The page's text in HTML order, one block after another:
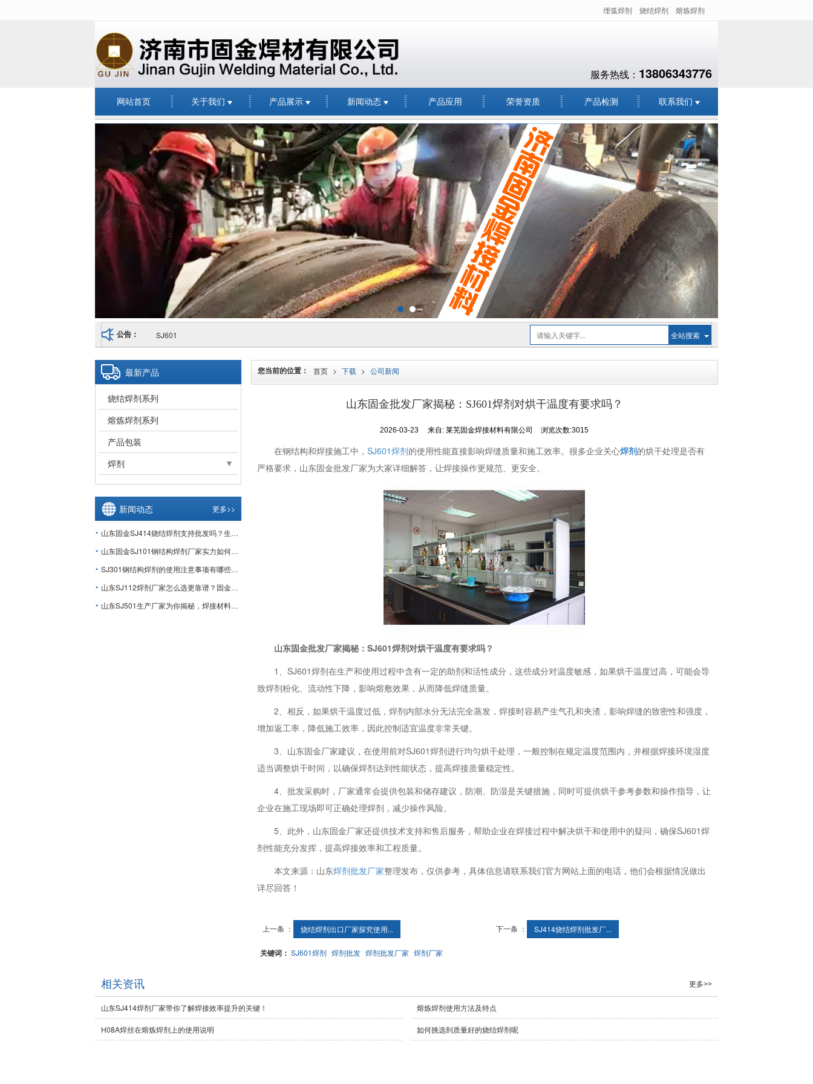
埋弧焊剂 烧结焊剂 熔炼焊剂
服务热线： 13806343776
网站首页 关于我们 产品展示 新闻动态 产品应用 荣誉资质 产品检测 联系我们
公告： SJ601 全站搜索
您当前的位置： 首页 > 下载 > 公司新闻
山东固金批发厂家揭秘：SJ601焊剂对烘干温度有要求吗？
2026-03-23 来自:莱芜固金焊接材料有限公司 浏览次数:3015
在钢结构和焊接施工中， SJ601焊剂的使用性能直接影响焊缝质量和施工效率。很多企业关心焊剂的烘干处理是否有
严格要求，山东固金批发厂家为大家详细解答，让焊接操作更规范、更安全。
山东固金批发厂家揭秘：SJ601焊剂对烘干温度有要求吗？
1、SJ601焊剂在生产和使用过程中含有一定的助剂和活性成分，这些成分对温度敏感，如果烘干温度过高，可能会导
致焊剂粉化、流动性下降，影响熔敷效果，从而降低焊缝质量。
2、相反，如果烘干温度过低，焊剂内部水分无法完全蒸发，焊接时容易产生气孔和夹渣，影响焊缝的致密性和强度，
增加返工率，降低施工效率，因此控制适宜温度非常关键。
3、山东固金厂家建议，在使用前对SJ601焊剂进行均匀烘干处理，一般控制在规定温度范围内，并根据焊接环境湿度
适当调整烘干时间，以确保焊剂达到性能状态，提高焊接质量稳定性。
4、批发采购时，厂家通常会提供包装和储存建议，防潮、防湿是关键措施，同时可提供烘干参考参数和操作指导，让
企业在施工现场即可正确处理焊剂，减少操作风险。
5、此外，山东固金厂家还提供技术支持和售后服务，帮助企业在焊接过程中解决烘干和使用中的疑问，确保SJ601焊
剂性能充分发挥，提高焊接效率和工程质量。
本文来源：山东焊剂批发厂家整理发布，仅供参考，具体信息请联系我们官方网站上面的电话，他们会根据情况做出
详尽回答！
上一条 ： 烧结焊剂出口厂家探究使用... 下一条 ： SJ414烧结焊剂批发厂...
关键词： SJ601焊剂 焊剂批发 焊剂批发厂家 焊剂厂家
最新产品
烧结焊剂系列
熔炼焊剂系列
产品包装
焊剂
熔炼焊剂
埋弧焊剂
更多>>
新闻动态
山东固金SJ414烧结焊剂支持批发吗？生产厂家介绍
山东固金SJ101钢结构焊剂厂家实力如何？看完就明白
SJ301钢结构焊剂的使用注意事项有哪些？山东固金厂家揭秘
山东SJ112焊剂厂家怎么选更靠谱？固金揭秘
山东SJ501生产厂家为你揭秘，焊接材料如何影响焊缝质量？
相关资讯 更多>>
山东SJ414焊剂厂家带你了解焊接效率提升的关键！ 熔炼焊剂使用方法及特点
H08A焊丝在熔炼焊剂上的使用说明 如何挑选到质量好的烧结焊剂呢